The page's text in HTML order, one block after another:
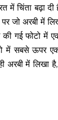
में चिंता बढ़ा
जो अरबी में
गई फोटो में
में सबसे ऊपर
अरबी में लिखा